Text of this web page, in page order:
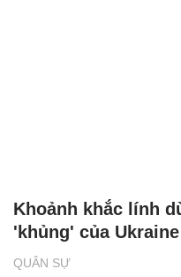
QUÂN SỰ
Khoảnh khắc lính
'khủng' của Ukraine